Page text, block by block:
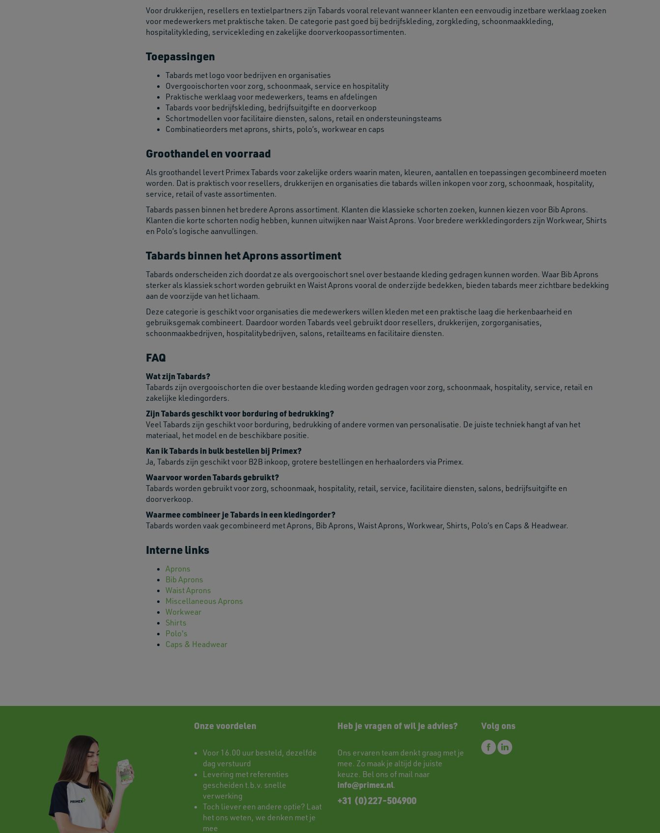
Voor drukkerijen, resellers en textielpartners zijn Tabards vooral relevant wanneer klanten een eenvoudig inzetbare werklaag zoeken
voor medewerkers met praktische taken. De categorie past goed bij bedrijfskleding, zorgkleding, schoonmaakkleding,
hospitalitykleding, servicekleding en zakelijke doorverkoopassortimenten.
Toepassingen
Tabards met logo voor bedrijven en organisaties
Overgooischorten voor zorg, schoonmaak, service en hospitality
Praktische werklaag voor medewerkers, teams en afdelingen
Tabards voor bedrijfskleding, bedrijfsuitgifte en doorverkoop
Schortmodellen voor facilitaire diensten, salons, retail en ondersteuningsteams
Combinatieorders met aprons, shirts, polo’s, workwear en caps
Groothandel en voorraad
Als groothandel levert Primex Tabards voor zakelijke orders waarin maten, kleuren, aantallen en toepassingen gecombineerd moeten
worden. Dat is praktisch voor resellers, drukkerijen en organisaties die tabards willen inkopen voor zorg, schoonmaak, hospitality,
service, retail of vaste assortimenten.
Tabards passen binnen het bredere Aprons assortiment. Klanten die klassieke schorten zoeken, kunnen kiezen voor Bib Aprons.
Klanten die korte schorten nodig hebben, kunnen uitwijken naar Waist Aprons. Voor bredere werkkledingorders zijn Workwear, Shirts
en Polo’s logische aanvullingen.
Tabards binnen het Aprons assortiment
Tabards onderscheiden zich doordat ze als overgooischort snel over bestaande kleding gedragen kunnen worden. Waar Bib Aprons
sterker als klassiek schort worden gebruikt en Waist Aprons vooral de onderzijde bedekken, bieden tabards meer zichtbare bedekking
aan de voorzijde van het lichaam.
Deze categorie is geschikt voor organisaties die medewerkers willen kleden met een praktische laag die herkenbaarheid en
gebruiksgemak combineert. Daardoor worden Tabards veel gebruikt door resellers, drukkerijen, zorgorganisaties,
schoonmaakbedrijven, hospitalitybedrijven, salons, retailteams en facilitaire diensten.
FAQ
Wat zijn Tabards?
Tabards zijn overgooischorten die over bestaande kleding worden gedragen voor zorg, schoonmaak, hospitality, service, retail en
zakelijke kledingorders.
Zijn Tabards geschikt voor borduring of bedrukking?
Veel Tabards zijn geschikt voor borduring, bedrukking of andere vormen van personalisatie. De juiste techniek hangt af van het
materiaal, het model en de beschikbare positie.
Kan ik Tabards in bulk bestellen bij Primex?
Ja, Tabards zijn geschikt voor B2B inkoop, grotere bestellingen en herhaalorders via Primex.
Waarvoor worden Tabards gebruikt?
Tabards worden gebruikt voor zorg, schoonmaak, hospitality, retail, service, facilitaire diensten, salons, bedrijfsuitgifte en
doorverkoop.
Waarmee combineer je Tabards in een kledingorder?
Tabards worden vaak gecombineerd met Aprons, Bib Aprons, Waist Aprons, Workwear, Shirts, Polo’s en Caps & Headwear.
Interne links
Aprons
Bib Aprons
Waist Aprons
Miscellaneous Aprons
Workwear
Shirts
Polo's
Caps & Headwear
Heb je vragen of wil je advies?
Ons ervaren team denkt graag met je
mee. Zo maak je altijd de juiste
keuze. Bel ons of mail naar
info@primex.nl.
+31 (0)227-504900
Volg ons
Onze voordelen
Voor 16.00 uur besteld, dezelfde
dag verstuurd
Levering met referenties
gescheiden t.b.v. snelle
verwerking
Toch liever een andere optie? Laat
het ons weten, we denken met je
mee